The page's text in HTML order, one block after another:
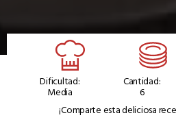
Dificultad:
Media
Cantidad:
6
¡Comparte esta deliciosa